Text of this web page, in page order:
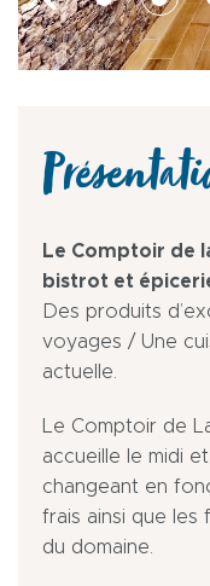
Le Comptoir de
bistrot et
Des produits
voyages / Une
actuelle.
Le Comptoir de
accueille le midi
changeant en
frais ainsi que les
du domaine.